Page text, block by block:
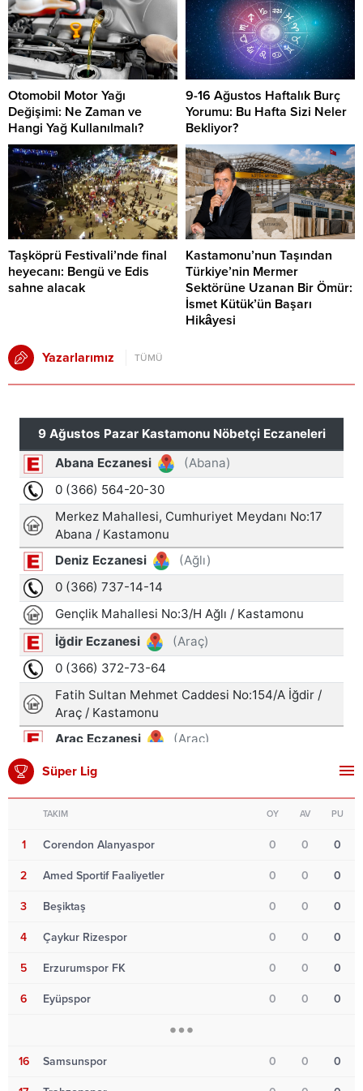
Otomobil Motor Yağı
Değişimi: Ne Zaman ve
Hangi Yağ Kullanılmalı?
9-16 Ağustos Haftalık Burç
Yorumu: Bu Hafta Sizi Neler
Bekliyor?
Taşköprü Festivali’nde final
heyecanı: Bengü ve Edis
sahne alacak
Kastamonu’nun Taşından
Türkiye’nin Mermer
Sektörüne Uzanan Bir Ömür:
İsmet Kütük’ün Başarı
Hikâyesi
Yazarlarımız TÜMÜ
Süper Lig
TAKIM OY AV PU
1 Corendon Alanyaspor 0 0 0
2 Amed Sportif Faaliyetler 0 0 0
3 Beşiktaş 0 0 0
4 Çaykur Rizespor 0 0 0
5 Erzurumspor FK 0 0 0
6 Eyüpspor 0 0 0
16 Samsunspor 0 0 0